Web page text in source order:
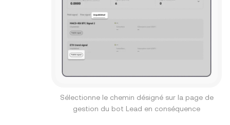
Sélectionne le chemin désigné sur la page de
gestion du bot Lead en conséquence